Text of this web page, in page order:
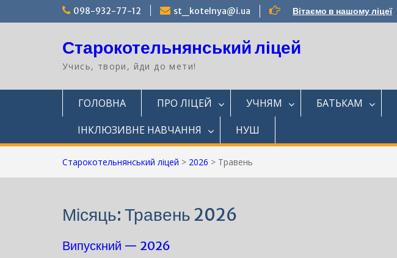
098-932-77-12 st_kotelnya@i.ua Вітаємо в нашому ліцеї
Старокотельнянський ліцей
Учись, твори, йди до мети!
ГОЛОВНА ПРО ЛІЦЕЙ УЧНЯМ БАТЬКАМ
ІНКЛЮЗИВНЕ НАВЧАННЯ
НУШ
Старокотельнянський ліцей > 2026 > Травень
Місяць:Травень 2026
Випускний — 2026